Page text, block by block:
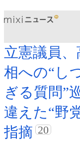
立憲議員、
相への“し
ぎる質問”
違えた“野
指摘 20